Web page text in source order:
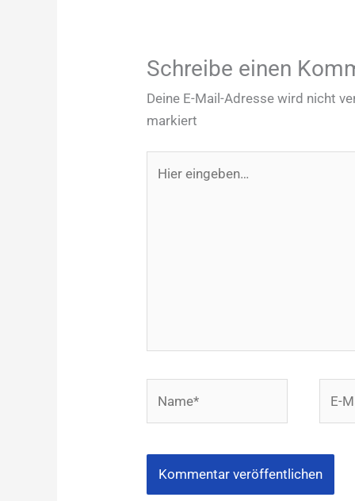
Schreibe einen
Deine E-Mail-Adresse wird nicht
markiert
eingeben…